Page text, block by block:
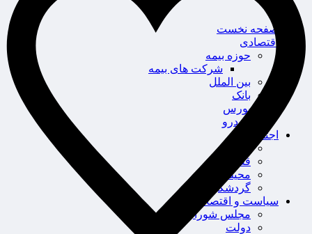
صفحه نخست
اقتصادی
حوزه بیمه
شرکت های بیمه
بین الملل
بانک
بورس
خودرو
اجتماعی
سلامت
قضایی
محیط زیست
گردشگری
سیاست و اقتصاد
مجلس شورای اسلامی
دولت